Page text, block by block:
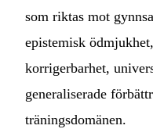
som riktas mot
epistemisk
korrigerbarhet,
generaliserade
träningsdomänen.